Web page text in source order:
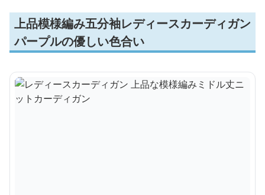
上品模様編み五分袖レディースカーディガン
パープルの優しい色合い